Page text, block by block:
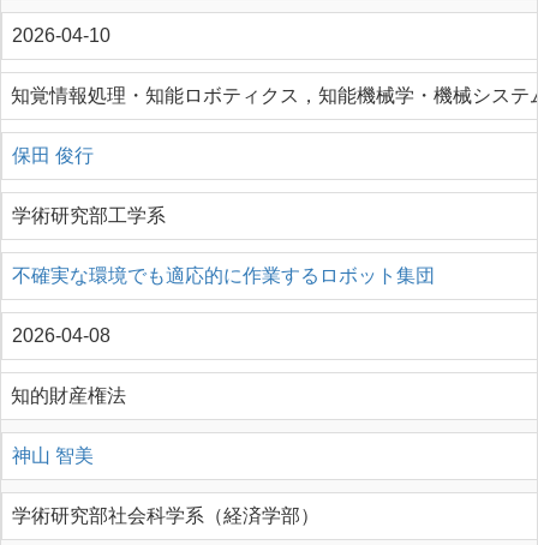
2026-04-10
知覚情報処理・知能ロボティクス，知能機械学・機械システ
保田 俊行
学術研究部工学系
不確実な環境でも適応的に作業するロボット集団
2026-04-08
知的財産権法
神山 智美
学術研究部社会科学系（経済学部）